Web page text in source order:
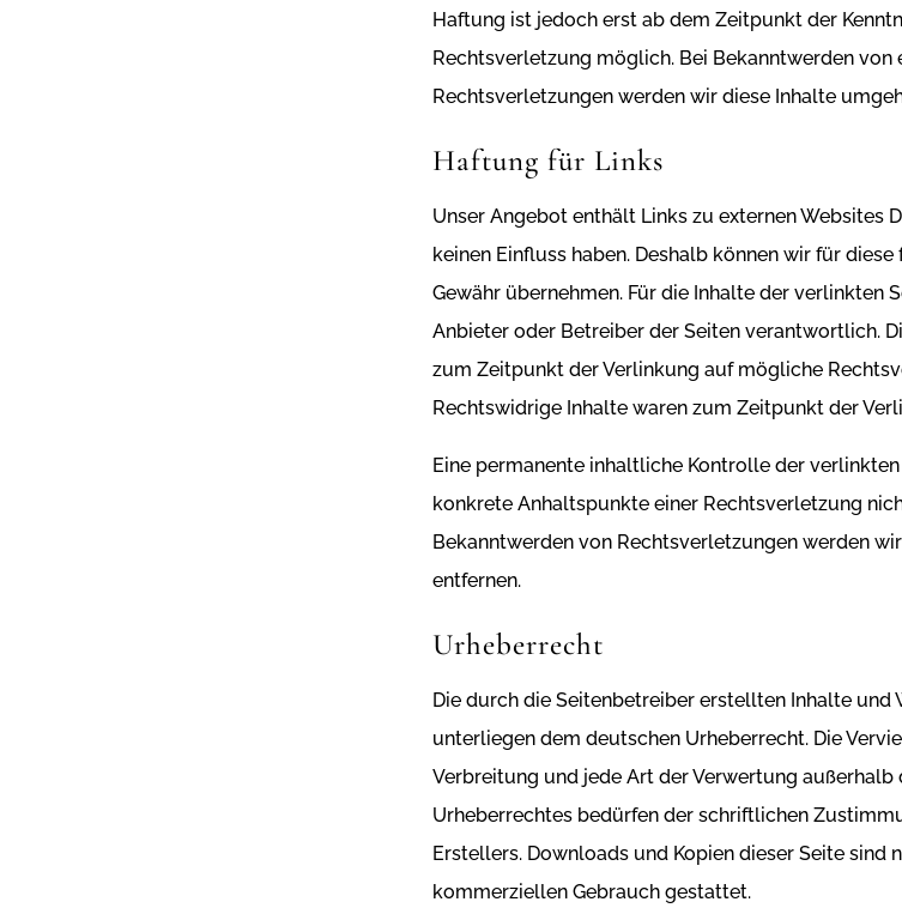
Haftung ist jedoch erst ab dem Zeitpunkt der
Rechtsverletzung möglich. Bei Bekanntwerden von
Rechtsverletzungen werden wir diese Inhalte
Haftung für Links
Unser Angebot enthält Links zu externen Websites
keinen Einfluss haben. Deshalb können wir für
Gewähr übernehmen. Für die Inhalte der verlinkten
Anbieter oder Betreiber der Seiten verantwortlich.
zum Zeitpunkt der Verlinkung auf mögliche
Rechtswidrige Inhalte waren zum Zeitpunkt der
Eine permanente inhaltliche Kontrolle der
konkrete Anhaltspunkte einer Rechtsverletzung
Bekanntwerden von Rechtsverletzungen werden
entfernen.
Urheberrecht
Die durch die Seitenbetreiber erstellten Inhalte und
unterliegen dem deutschen Urheberrecht. Die
Verbreitung und jede Art der Verwertung außerhalb
Urheberrechtes bedürfen der schriftlichen
Erstellers. Downloads und Kopien dieser Seite sind
kommerziellen Gebrauch gestattet.